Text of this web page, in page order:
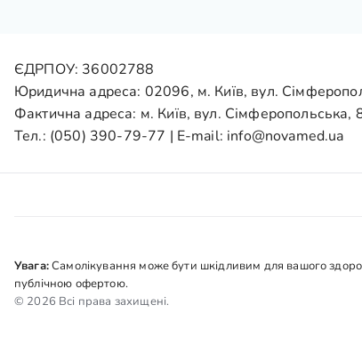
ЄДРПОУ: 36002788
Юридична адреса: 02096, м. Київ, вул.
Фактична адреса: м. Київ, вул. Сімферопольська,
Тел.: (050) 390-79-77 | E-mail: info@novamed.ua
Увага:Самолікування може бути шкідливим для вашого
публічною офертою.
© 2026 Всі права захищені.